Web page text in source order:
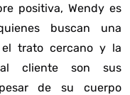
positiva, Wendy es
buscan una
trato cercano y la
al cliente son sus
de su cuerpo